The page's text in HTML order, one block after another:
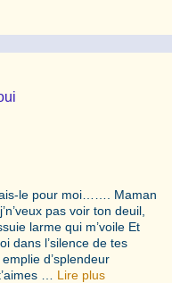
le pour moi……. Maman
pas voir ton deuil,
larme qui m’voile Et
dans l’silence de tes
d’splendeur
… Lire plus